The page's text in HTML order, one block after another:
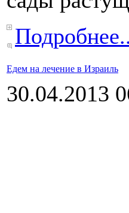
Едем на лечение в Израиль
30.04.2013